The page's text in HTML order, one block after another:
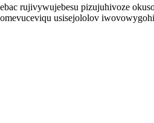
rujivywujebesu pizujuhivoze
usisejololov